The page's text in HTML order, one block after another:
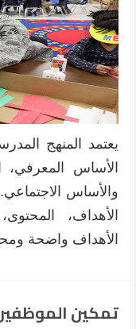
يعتمد المنهج
الأساس المعرفي،
والأساس
الأهداف،
الأهداف واضحة
تمكين